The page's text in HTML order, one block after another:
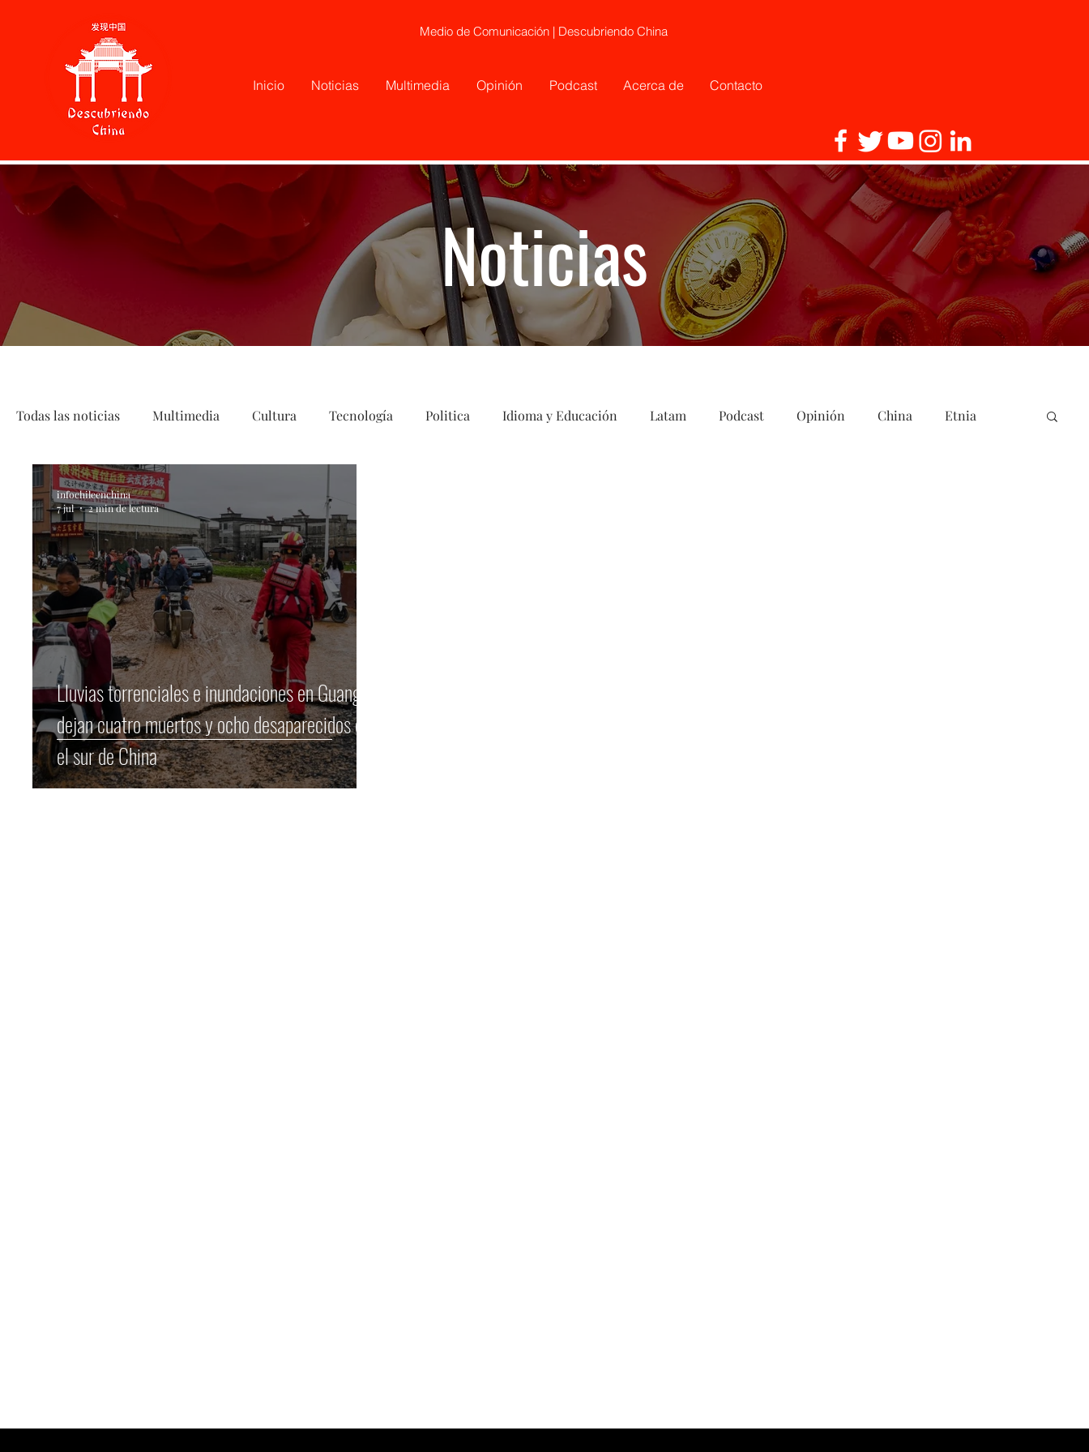
Medio de Comunicación | Descubriendo China
Inicio Noticias Multimedia Opinión Podcast Acerca de Contacto
Todas las noticias Multimedia Cultura Tecnología Politica Idioma y Educación Latam Podcast Opinión China Etnia
Telecirugía, Chile, China, Innovaci
Lluvias torrenciales e inundaciones en Guangxi
dejan cuatro muertos y ocho desaparecidos en
el sur de China
infochileenchina
7 jul
2 min de lectura
Noticias